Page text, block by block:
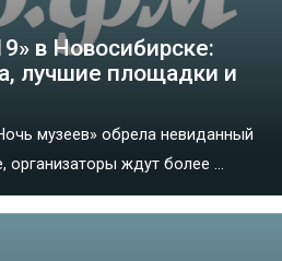
в Новосибирске:
лучшие площадки и
музеев» обрела невиданный
ждут более ...